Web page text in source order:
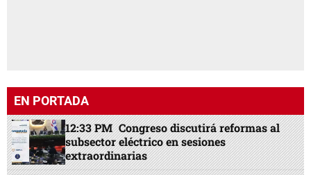
EN PORTADA
12:33 PM Congreso discutirá reformas al
subsector eléctrico en sesiones
extraordinarias